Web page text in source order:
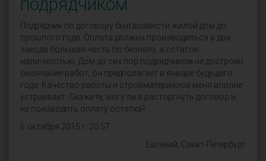
Подрядчик по договору был возвести жилой дом до
прошлого года. Оплата должна производиться в два
захода большая часть по безналу, а остаток
наличностью. Дом до сих пор подрядчиком не достроен
окончание работ, он предполагает в январе будущего
года. Качество работы и стройматериалов меня вполне
устраивает. Скажите, могу ли я расторгнуть договор и
не поизводить оплату остатка?
6 октября 2015 г. 20:57
Евгений, Санкт-Петербург